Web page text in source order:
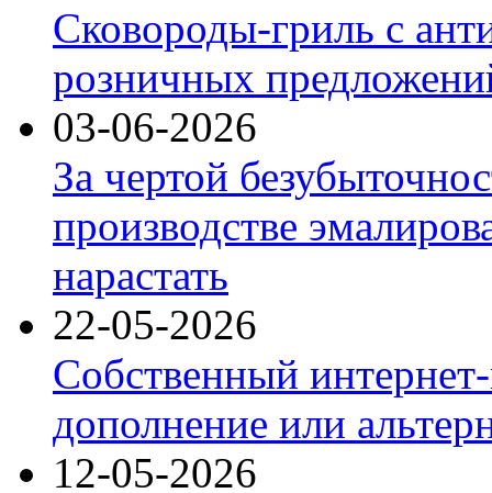
Сковороды-гриль с
розничных
03-06-2026
За чертой
производстве
нарастать
22-05-2026
Собственный
дополнение или
12-05-2026